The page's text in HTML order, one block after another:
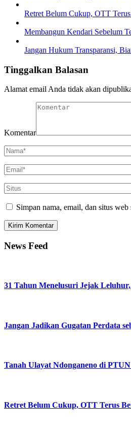
Retret Belum Cukup, OTT
Membangun Kendari Sebelum
Jangan Hukum Transparansi,
Tinggalkan Balasan
Alamat email Anda tidak akan
Komentar
Simpan nama, email, dan situs
News Feed
31 Tahun Menelusuri Jejak
Jangan Jadikan Gugatan Perdata
Tanah Ulayat Ndonganeno di
Retret Belum Cukup, OTT Terus